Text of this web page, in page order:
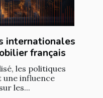
internationales
français
les politiques
influence
les...